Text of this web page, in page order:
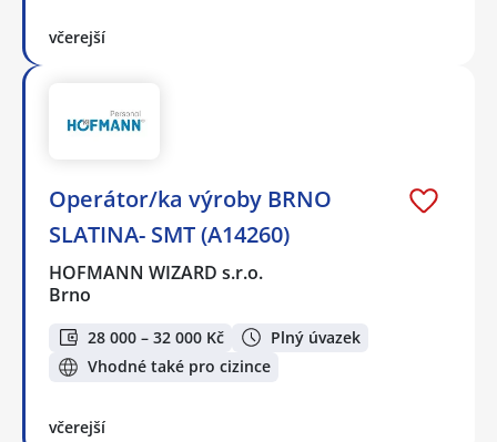
včerejší
Operátor/ka výroby BRNO
SLATINA- SMT (A14260)
HOFMANN WIZARD s.r.o.
Brno
28 000 – 32 000 Kč
Plný úvazek
Vhodné také pro cizince
včerejší